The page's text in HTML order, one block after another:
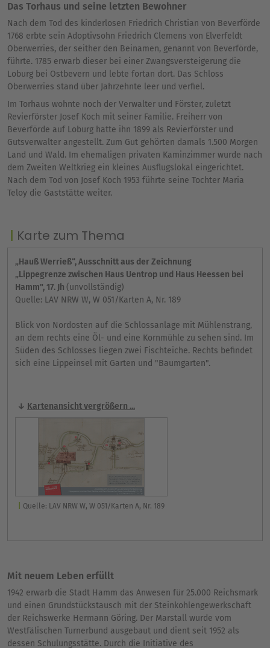
Das Torhaus und seine letzten Bewohner
Nach dem Tod des kinderlosen Friedrich Christian von Beverförde
1768 erbte sein Adoptivsohn Friedrich Clemens von Elverfeldt
Oberwerries, der seither den Beinamen, genannt von Beverförde,
führte. 1785 erwarb dieser bei einer Zwangsversteigerung die
Loburg bei Ostbevern und lebte fortan dort. Das Schloss
Oberwerries stand über Jahrzehnte leer und verfiel.
Im Torhaus wohnte noch der Verwalter und Förster, zuletzt
Revierförster Josef Koch mit seiner Familie. Freiherr von
Beverförde auf Loburg hatte ihn 1899 als Revierförster und
Gutsverwalter angestellt. Zum Gut gehörten damals 1.500 Morgen
Land und Wald. Im ehemaligen privaten Kaminzimmer wurde nach
dem Zweiten Weltkrieg ein kleines Ausflugslokal eingerichtet.
Nach dem Tod von Josef Koch 1953 führte seine Tochter Maria
Teloy die Gaststätte weiter.
Karte zum Thema
Quelle: LAV NRW W, W 051/Karten A, Nr. 189
„Hauß Werrieß“, Ausschnitt aus der Zeichnung
„Lippegrenze zwischen Haus Uentrop und Haus Heessen bei
Hamm", 17. Jh (unvollständig)
Quelle: LAV NRW W, W 051/Karten A, Nr. 189
Blick von Nordosten auf die Schlossanlage mit Mühlenstrang,
an dem rechts eine Öl- und eine Kornmühle zu sehen sind. Im
Süden des Schlosses liegen zwei Fischteiche. Rechts befindet
sich eine Lippeinsel mit Garten und "Baumgarten".
Kartenansicht vergrößern ...
Mit neuem Leben erfüllt
1942 erwarb die Stadt Hamm das Anwesen für 25.000 Reichsmark
und einen Grundstückstausch mit der Steinkohlengewerkschaft
der Reichswerke Hermann Göring. Der Marstall wurde vom
Westfälischen Turnerbund ausgebaut und dient seit 1952 als
dessen Schulungsstätte. Durch die Initiative des